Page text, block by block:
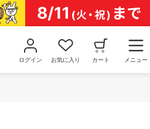
ログイン お気に入り カート メニュー